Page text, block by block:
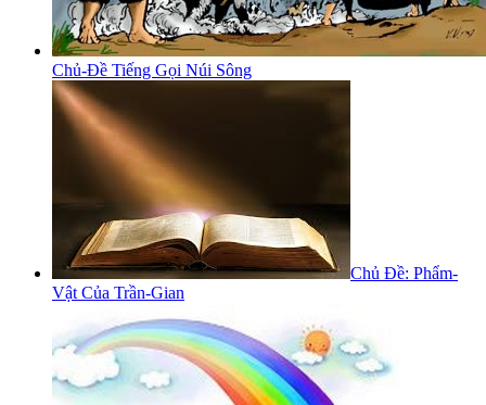
Chủ-Đề Tiếng Gọi Núi Sông
Chủ Đề: Phẩm-
Vật Của Trần-Gian